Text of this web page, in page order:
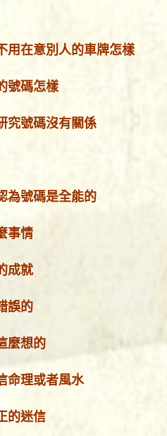
用在意別人的車牌怎樣
號碼怎樣
究號碼沒有關係
為號碼是全能的
事情
成就
誤的
麼想的
命理或者風水
的迷信